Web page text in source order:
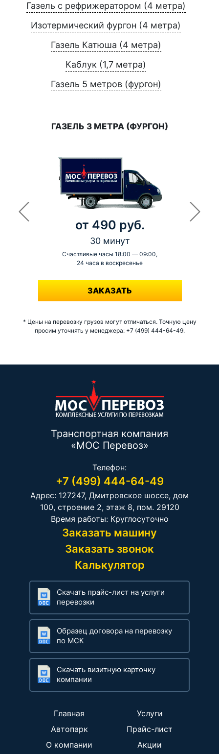
Газель с рефрижератором (4 метра)
Изотермический фургон (4 метра)
Газель Катюша (4 метра)
Каблук (1,7 метра)
Газель 5 метров (фургон)
ГАЗЕЛЬ 3 МЕТРА (ФУРГОН)
от 490 руб.
30 минут
Счастливые часы 18:00 — 09:00,
24 часа в воскресенье
-
ЗАКАЗАТЬ
* Цены на перевозку грузов могут отличаться. Точную цену
просим уточнять у менеджера: +7 (499) 444-64-49.
Транспортная компания
«МОС Перевоз»
Телефон:
+7 (499) 444-64-49
Адрес: 127247, Дмитровское шоссе, дом
100, строение 2, этаж 8, пом. 29120
Время работы: Круглосуточно
Заказать машину
Заказать звонок
Калькулятор
Скачать прайс-лист на услуги
перевозки
Образец договора на перевозку
по МСК
Скачать визитную карточку
компании
Главная
Услуги
Автопарк
Прайс-лист
О компании
Акции